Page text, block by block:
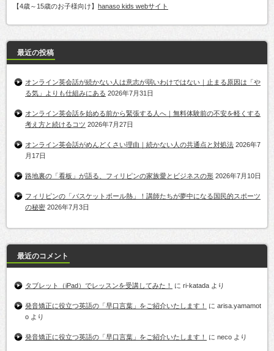
【4歳～15歳のお子様向け】 hanaso kids webサイト
最近の投稿
オンライン英会話が続かない人は意志が弱いわけではない｜止まる原因は「や
る気」よりも仕組みにある 2026年7月31日
オンライン英会話を始める前から緊張する人へ｜無料体験前の不安を軽くする
考え方と続けるコツ 2026年7月27日
オンライン英会話がめんどくさい理由｜続かない人の共通点と対処法 2026年7
月17日
路地裏の「看板」が語る、フィリピンの家族愛とビジネスの形 2026年7月10日
フィリピンの「バスケットボール熱」！講師たちが夢中になる国民的スポーツ
の秘密 2026年7月3日
最近のコメント
タブレット（iPad）でレッスンを受講してみた！ に ri-katada より
発音矯正に役立つ英語の「早口言葉」をご紹介いたします！ に arisa.yamamot
o より
発音矯正に役立つ英語の「早口言葉」をご紹介いたします！ に neco より